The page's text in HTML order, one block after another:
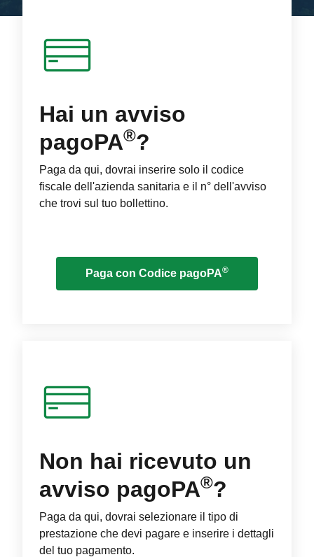
Hai un avviso
pagoPA®?
Paga da qui, dovrai inserire solo il codice
fiscale dell'azienda sanitaria e il n° dell'avviso
che trovi sul tuo bollettino.
Paga con Codice pagoPA®
Non hai ricevuto un
avviso pagoPA®?
Paga da qui, dovrai selezionare il tipo di
prestazione che devi pagare e inserire i dettagli
del tuo pagamento.